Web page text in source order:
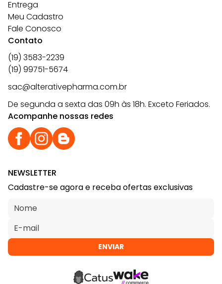
Entrega
Meu Cadastro
Fale Conosco
Contato
(19) 3583-2239
(19) 99751-5674
sac@alterativepharma.com.br
De segunda a sexta das 09h às 18h. Exceto Feriados.
Acompanhe nossas redes
NEWSLETTER
Cadastre-se agora e receba ofertas exclusivas
ENVIAR